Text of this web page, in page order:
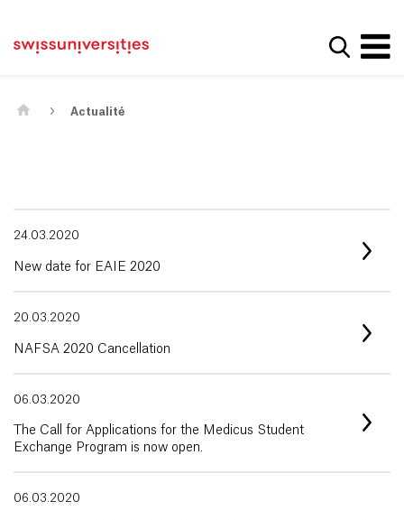
Main Navigation
Contenu
Méta-navigation
Afficher
Actualité
24.03.2020
New date for EAIE 2020
20.03.2020
NAFSA 2020 Cancellation
06.03.2020
The Call for Applications for the Medicus Student
Exchange Program is now open.
06.03.2020